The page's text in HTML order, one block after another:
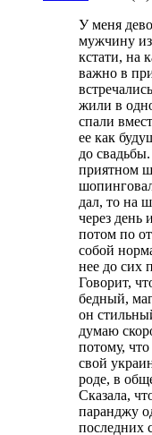
У меня
мужчину из
кстати, на
важно в
жили в
спали
ее как
до
приятном
дал, то на
через день
потом по
собой
нее до сих
Говорит,
бедный,
он
думаю
потому, что
свой
роде, в
Сказала,
паранджу
последних